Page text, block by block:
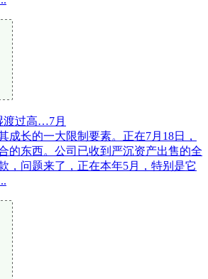
渡过高…7月
成长的一大限制要素。正在7月18日，
的东西。公司已收到严沉资产出售的全
，问题来了，正在本年5月，特别是它